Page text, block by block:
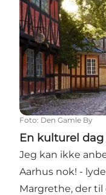
Foto: Den Gamle By
En kulturel
Jeg kan ikke
Aarhus nok! -
Margrethe, der